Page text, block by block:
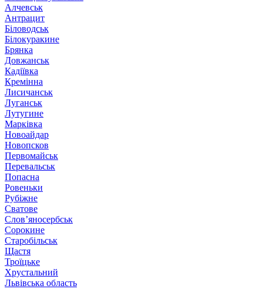
Алчевськ
Антрацит
Біловодськ
Білокуракине
Брянка
Довжанськ
Кадіївка
Кремінна
Лисичанськ
Луганськ
Лутугине
Марківка
Новоайдар
Новопсков
Первомайськ
Перевальськ
Попасна
Ровеньки
Рубіжне
Сватове
Слов’яносербськ
Сорокине
Старобільськ
Щастя
Троїцьке
Хрустальний
Львівська область